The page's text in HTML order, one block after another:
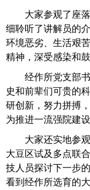
大家参观了 座
细聆听了讲解员的介
环境恶劣、生活艰
精神，深受感染和鼓
经作所党支部
史和前辈们可贵的
研创新，努力拼搏
为推进一流强院建
大家还实地参
大豆区试及多点联
技人员探讨下一步
看到经作所选育的